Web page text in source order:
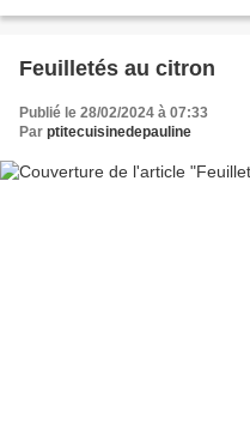
Feuilletés au citron
Publié le 28/02/2024 à 07:33
Par ptitecuisinedepauline